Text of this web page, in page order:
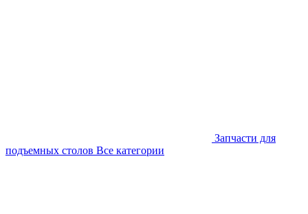
Запчасти для
подъемных столов Все категории